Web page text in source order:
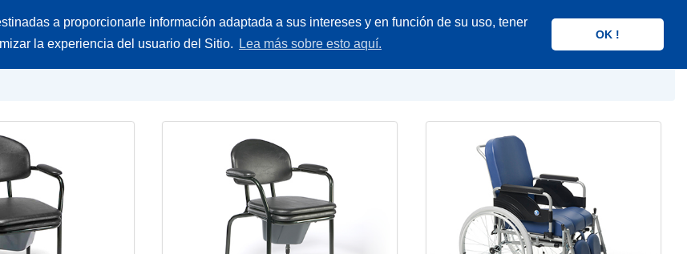
a proporcionarle información adaptada a sus intereses y en función de su uso, tener
la experiencia del usuario del Sitio.
Lea más sobre esto aquí.
OK !
Empresa Contacto
Buscar
producto